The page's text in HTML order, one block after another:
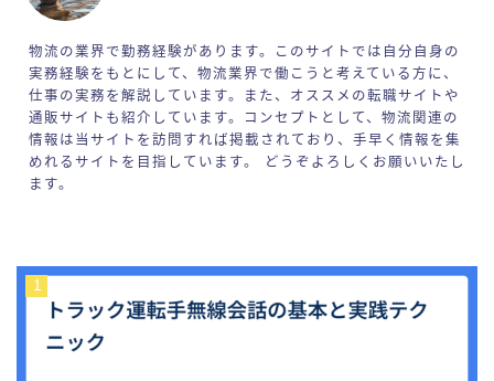
物流の業界で勤務経験があります。このサイトでは自分自身の
実務経験をもとにして、物流業界で働こうと考えている方に、
仕事の実務を解説しています。また、オススメの転職サイトや
通販サイトも紹介しています。コンセプトとして、物流関連の
情報は当サイトを訪問すれば掲載されており、手早く情報を集
めれるサイトを目指しています。 どうぞよろしくお願いいたし
ます。